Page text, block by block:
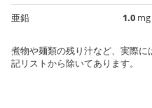
亜鉛
1.0 mg
煮物や麺類の残り汁など、実際
記リストから除いてあります。